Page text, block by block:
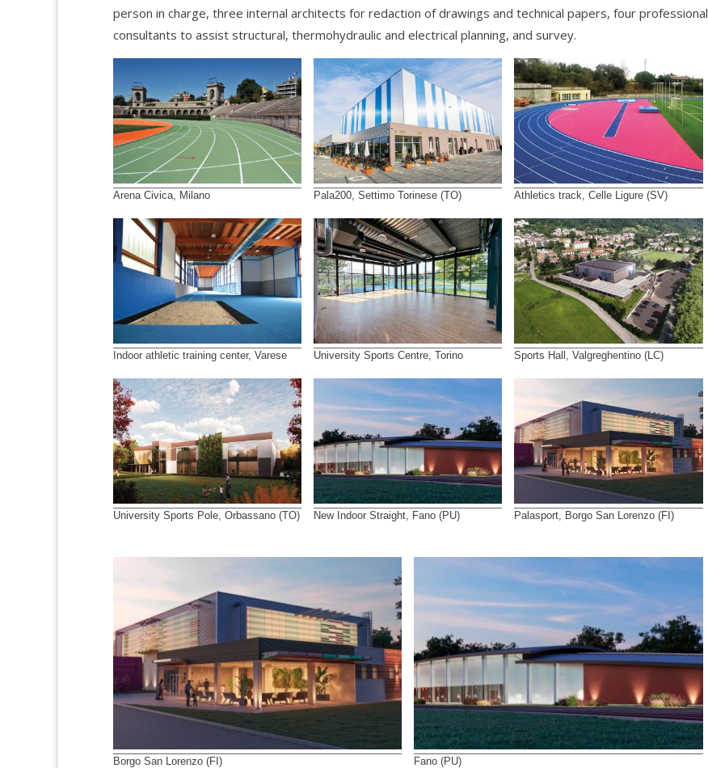
person in charge, three internal architects for redaction of drawings and technical papers, four professional
consultants to assist structural, thermohydraulic and electrical planning, and survey.
Arena Civica, Milano Pala200, Settimo Torinese (TO) Athletics track, Celle Ligure (SV)
Indoor athletic training center, Varese University Sports Centre, Torino Sports Hall, Valgreghentino (LC)
University Sports Pole, Orbassano (TO) New Indoor Straight, Fano (PU) Palasport, Borgo San Lorenzo (FI)
Borgo San Lorenzo (FI) Fano (PU)